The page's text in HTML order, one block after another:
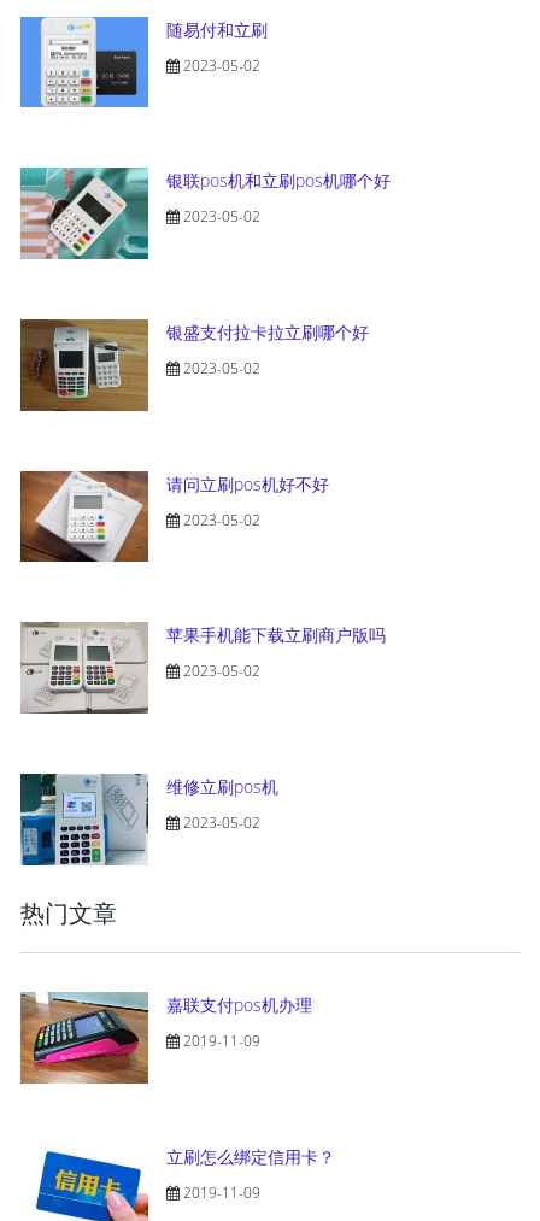
随易付和立刷
2023-05-02
银联pos机和立刷pos机哪个好
2023-05-02
银盛支付拉卡拉立刷哪个好
2023-05-02
请问立刷pos机好不好
2023-05-02
苹果手机能下载立刷商户版吗
2023-05-02
维修立刷pos机
2023-05-02
热门文章
嘉联支付pos机办理
2019-11-09
立刷怎么绑定信用卡？
2019-11-09